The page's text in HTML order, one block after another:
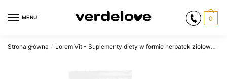
do
do
MENU 0
Strona główna / Lorem Vit - Suplementy diety w formie herbatek ziołowych. Zioła - Mieszanki Ziołowe.